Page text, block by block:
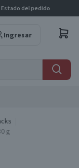
Estado del pedido
Ingresar
g